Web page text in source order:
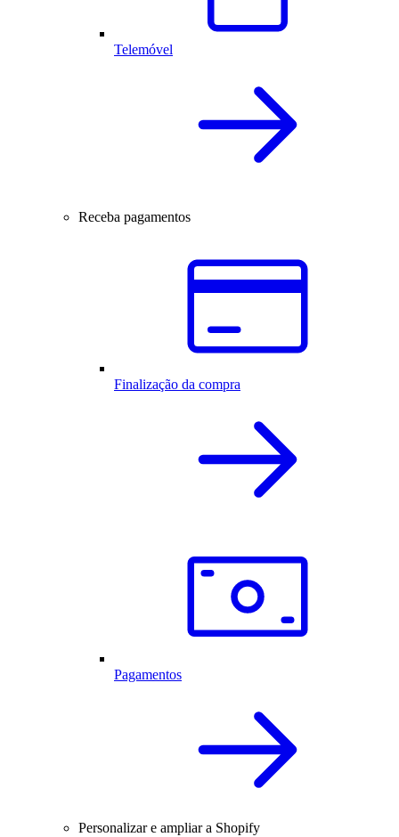
Telemóvel
Receba pagamentos
Finalização da compra
Pagamentos
Personalizar e ampliar a Shopify